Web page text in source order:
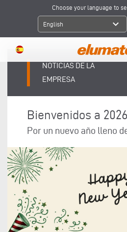
Choose your language to
English expand_more
NOTICIAS DE LA
EMPRESA
Bienvenidos a
Por un nuevo año lleno